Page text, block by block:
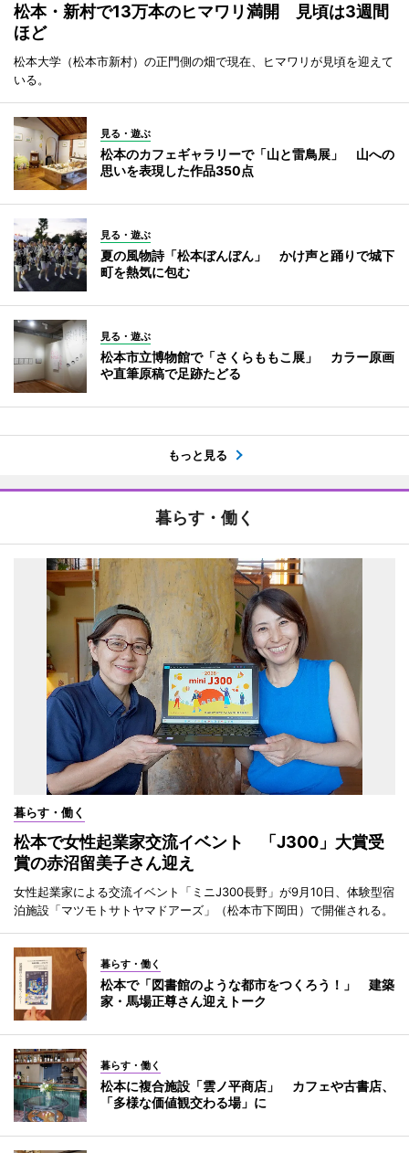
松本・新村で13万本のヒマワリ満開 見頃は3週間
ほど
松本大学（松本市新村）の正門側の畑で現在、ヒマワリが見頃を迎えて
いる。
見る・遊ぶ
松本のカフェギャラリーで「山と雷鳥展」 山への
思いを表現した作品350点
見る・遊ぶ
夏の風物詩「松本ぼんぼん」 かけ声と踊りで城下
町を熱気に包む
見る・遊ぶ
松本市立博物館で「さくらももこ展」 カラー原画
や直筆原稿で足跡たどる
もっと見る
暮らす・働く
暮らす・働く
松本で女性起業家交流イベント 「J300」大賞受
賞の赤沼留美子さん迎え
女性起業家による交流イベント「ミニJ300長野」が9月10日、体験型宿
泊施設「マツモトサトヤマドアーズ」（松本市下岡田）で開催される。
暮らす・働く
松本で「図書館のような都市をつくろう！」 建築
家・馬場正尊さん迎えトーク
暮らす・働く
松本に複合施設「雲ノ平商店」 カフェや古書店、
「多様な価値観交わる場」に